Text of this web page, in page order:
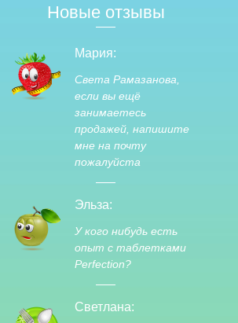
Новые отзывы
Мария:
Света Рамазанова,
если вы ещё
занимаетесь
продажей, напишите
мне на почту
пожалуйста
Эльза:
У кого нибудь есть
опыт с таблетками
Perfection?
Светлана: